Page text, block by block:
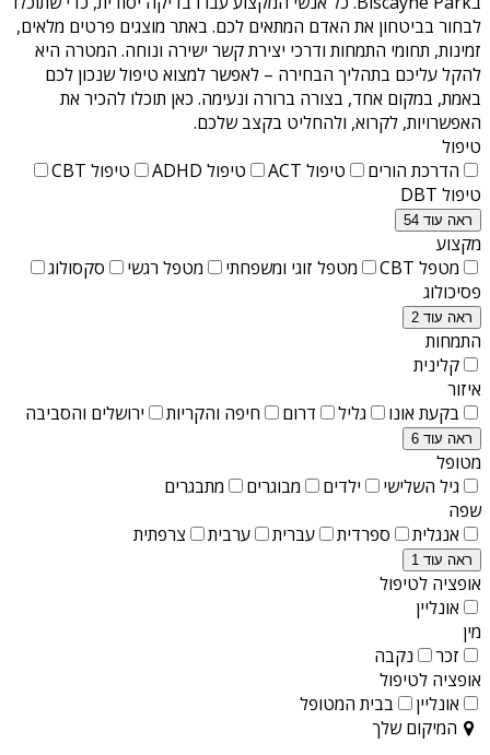
לבחור בביטחון את האדם המתאים לכם. באתר מוצגים פרטים מלאים,
זמינות, תחומי התמחות ודרכי יצירת קשר ישירה ונוחה. המטרה היא
להקל עליכם בתהליך הבחירה – לאפשר למצוא טיפול שנכון לכם
באמת, במקום אחד, בצורה ברורה ונעימה. כאן תוכלו להכיר את
האפשרויות, לקרוא, ולהחליט בקצב שלכם.
טיפול
הדרכת הורים
טיפול ACT טיפול ADHD
טיפול CBT
טיפול DBT
ראה עוד 54
מקצוע
מטפל CBT
מטפל זוגי ומשפחתי מטפל רגשי
סקסולוג
פסיכולוג
ראה עוד 2
התמחות
קלינית
איזור
בקעת אונו
גליל דרום חיפה והקריות ירושלים והסביבה
ראה עוד 6
מטופל
גיל השלישי
ילדים מבוגרים
מתבגרים
שפה
אנגלית
ספרדית עברית ערבית צרפתית
ראה עוד 1
אופציה לטיפול
אונליין
מין
זכר
נקבה
אופציה לטיפול
אונליין
בבית המטופל
המיקום שלך